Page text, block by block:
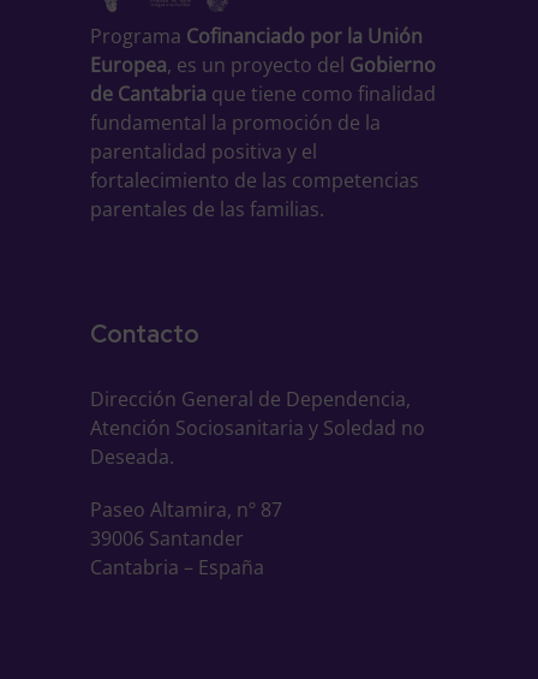
Programa Cofinanciado por la Unión
Europea, es un proyecto del Gobierno
de Cantabria que tiene como finalidad
fundamental la promoción de la
parentalidad positiva y el
fortalecimiento de las competencias
parentales de las familias.
Contacto
Dirección General de Dependencia,
Atención Sociosanitaria y Soledad no
Deseada.
Paseo Altamira, nº 87
39006 Santander
Cantabria – España